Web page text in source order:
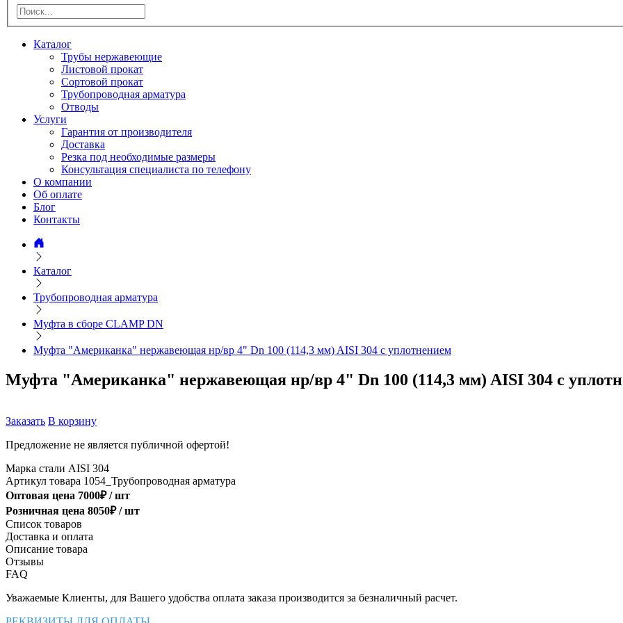
Каталог
Трубы нержавеющие
Листовой прокат
Сортовой прокат
Трубопроводная арматура
Отводы
Услуги
Гарантия от производителя
Доставка
Резка под необходимые размеры
Консультация специалиста по телефону
О компании
Об оплате
Блог
Контакты
Каталог
Трубопроводная арматура
Муфта в сборе CLAMP DN
Муфта "Американка" нержавеющая нр/вр 4" Dn 100 (114,3 мм) AISI 304 с уплотнением
Муфта "Американка" нержавеющая нр/вр 4" Dn 100 (114,3 мм) AISI 304 с
Заказать В корзину
Предложение не является публичной офертой!
Марка стали AISI 304
Артикул товара 1054_Трубопроводная арматура
Оптовая цена 7000₽ /шт
Розничная цена 8050₽ /шт
Список товаров
Доставка и оплата
Описание товара
Отзывы
FAQ
Уважаемые Клиенты, для Вашего удобства оплата заказа производится за безналичный расчет.